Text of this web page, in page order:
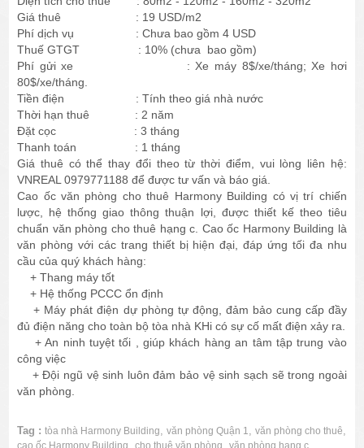
Giá thuê : 19 USD/m2
Phí dịch vụ : Chưa bao gồm 4 USD
Thuế GTGT : 10% (chưa bao gồm)
Phí gửi xe : Xe máy 8$/xe/tháng; Xe hơi
80$/xe/tháng.
Tiền điện : Tính theo giá nhà nước
Thời hạn thuê : 2 năm
Đặt cọc : 3 tháng
Thanh toán : 1 tháng
Giá thuê có thể thay đổi theo từ thời điểm, vui lòng liên hệ:
VNREAL 0979771188 để được tư vấn và báo giá.
Cao ốc văn phòng cho thuê Harmony Building có vị trí chiến
lược, hệ thống giao thông thuận lợi, được thiết kế theo tiêu
chuẩn văn phòng cho thuê hạng c. Cao ốc Harmony Building là
văn phòng với các trang thiết bị hiện đại, đáp ứng tối đa nhu
cầu của quý khách hàng:
+ Thang máy tốt
+ Hệ thống PCCC ổn định
+ Máy phát điện dự phòng tự động, đảm bảo cung cấp đầy
đủ điện năng cho toàn bộ tòa nhà KHi có sự cố mất điện xảy ra.
+ An ninh tuyệt tối , giúp khách hàng an tâm tập trung vào
công việc
+ Đội ngũ vệ sinh luôn đảm bảo vệ sinh sạch sẽ trong ngoài
văn phòng.
Tag : tòa nhà Harmony Building,văn phòng Quận 1,văn phòng cho thuê,
, ,